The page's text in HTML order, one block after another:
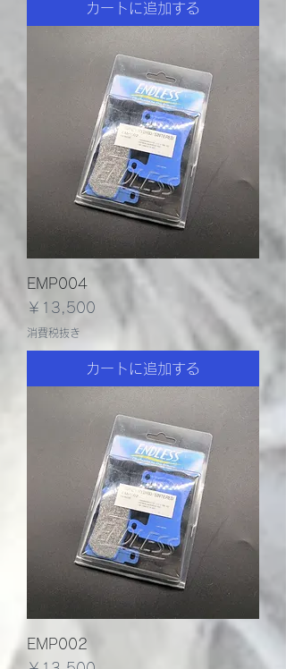
カートに追加する
EMP004
価格
￥13,500
消費税抜き
カートに追加する
EMP002